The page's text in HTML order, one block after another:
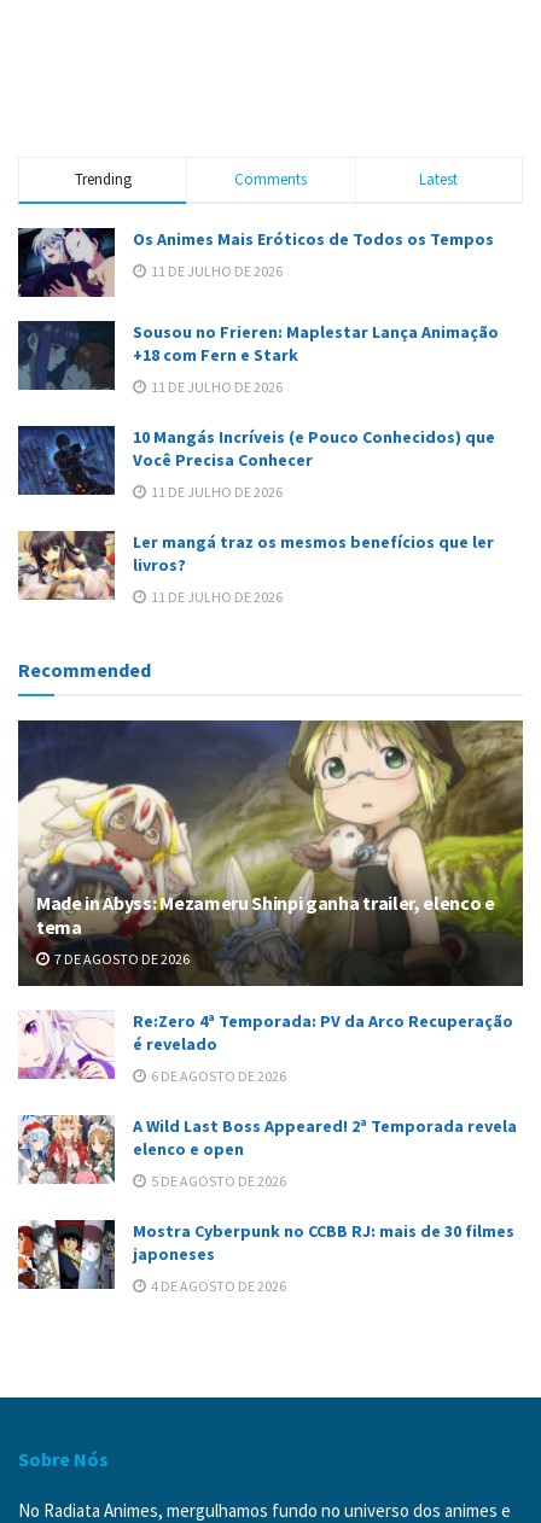
Trending Comments Latest
Os Animes Mais Eróticos de Todos os Tempos
11 DE JULHO DE 2026
Sousou no Frieren: Maplestar Lança Animação
+18 com Fern e Stark
11 DE JULHO DE 2026
10 Mangás Incríveis (e Pouco Conhecidos) que
Você Precisa Conhecer
11 DE JULHO DE 2026
Ler mangá traz os mesmos benefícios que ler
livros?
11 DE JULHO DE 2026
Recommended
Made in Abyss: Mezameru Shinpi ganha trailer, elenco e
tema
7 DE AGOSTO DE 2026
Re:Zero 4ª Temporada: PV da Arco Recuperação
é revelado
6 DE AGOSTO DE 2026
A Wild Last Boss Appeared! 2ª Temporada revela
elenco e open
5 DE AGOSTO DE 2026
Mostra Cyberpunk no CCBB RJ: mais de 30 filmes
japoneses
4 DE AGOSTO DE 2026
Sobre Nós
No Radiata Animes, mergulhamos fundo no universo dos animes e